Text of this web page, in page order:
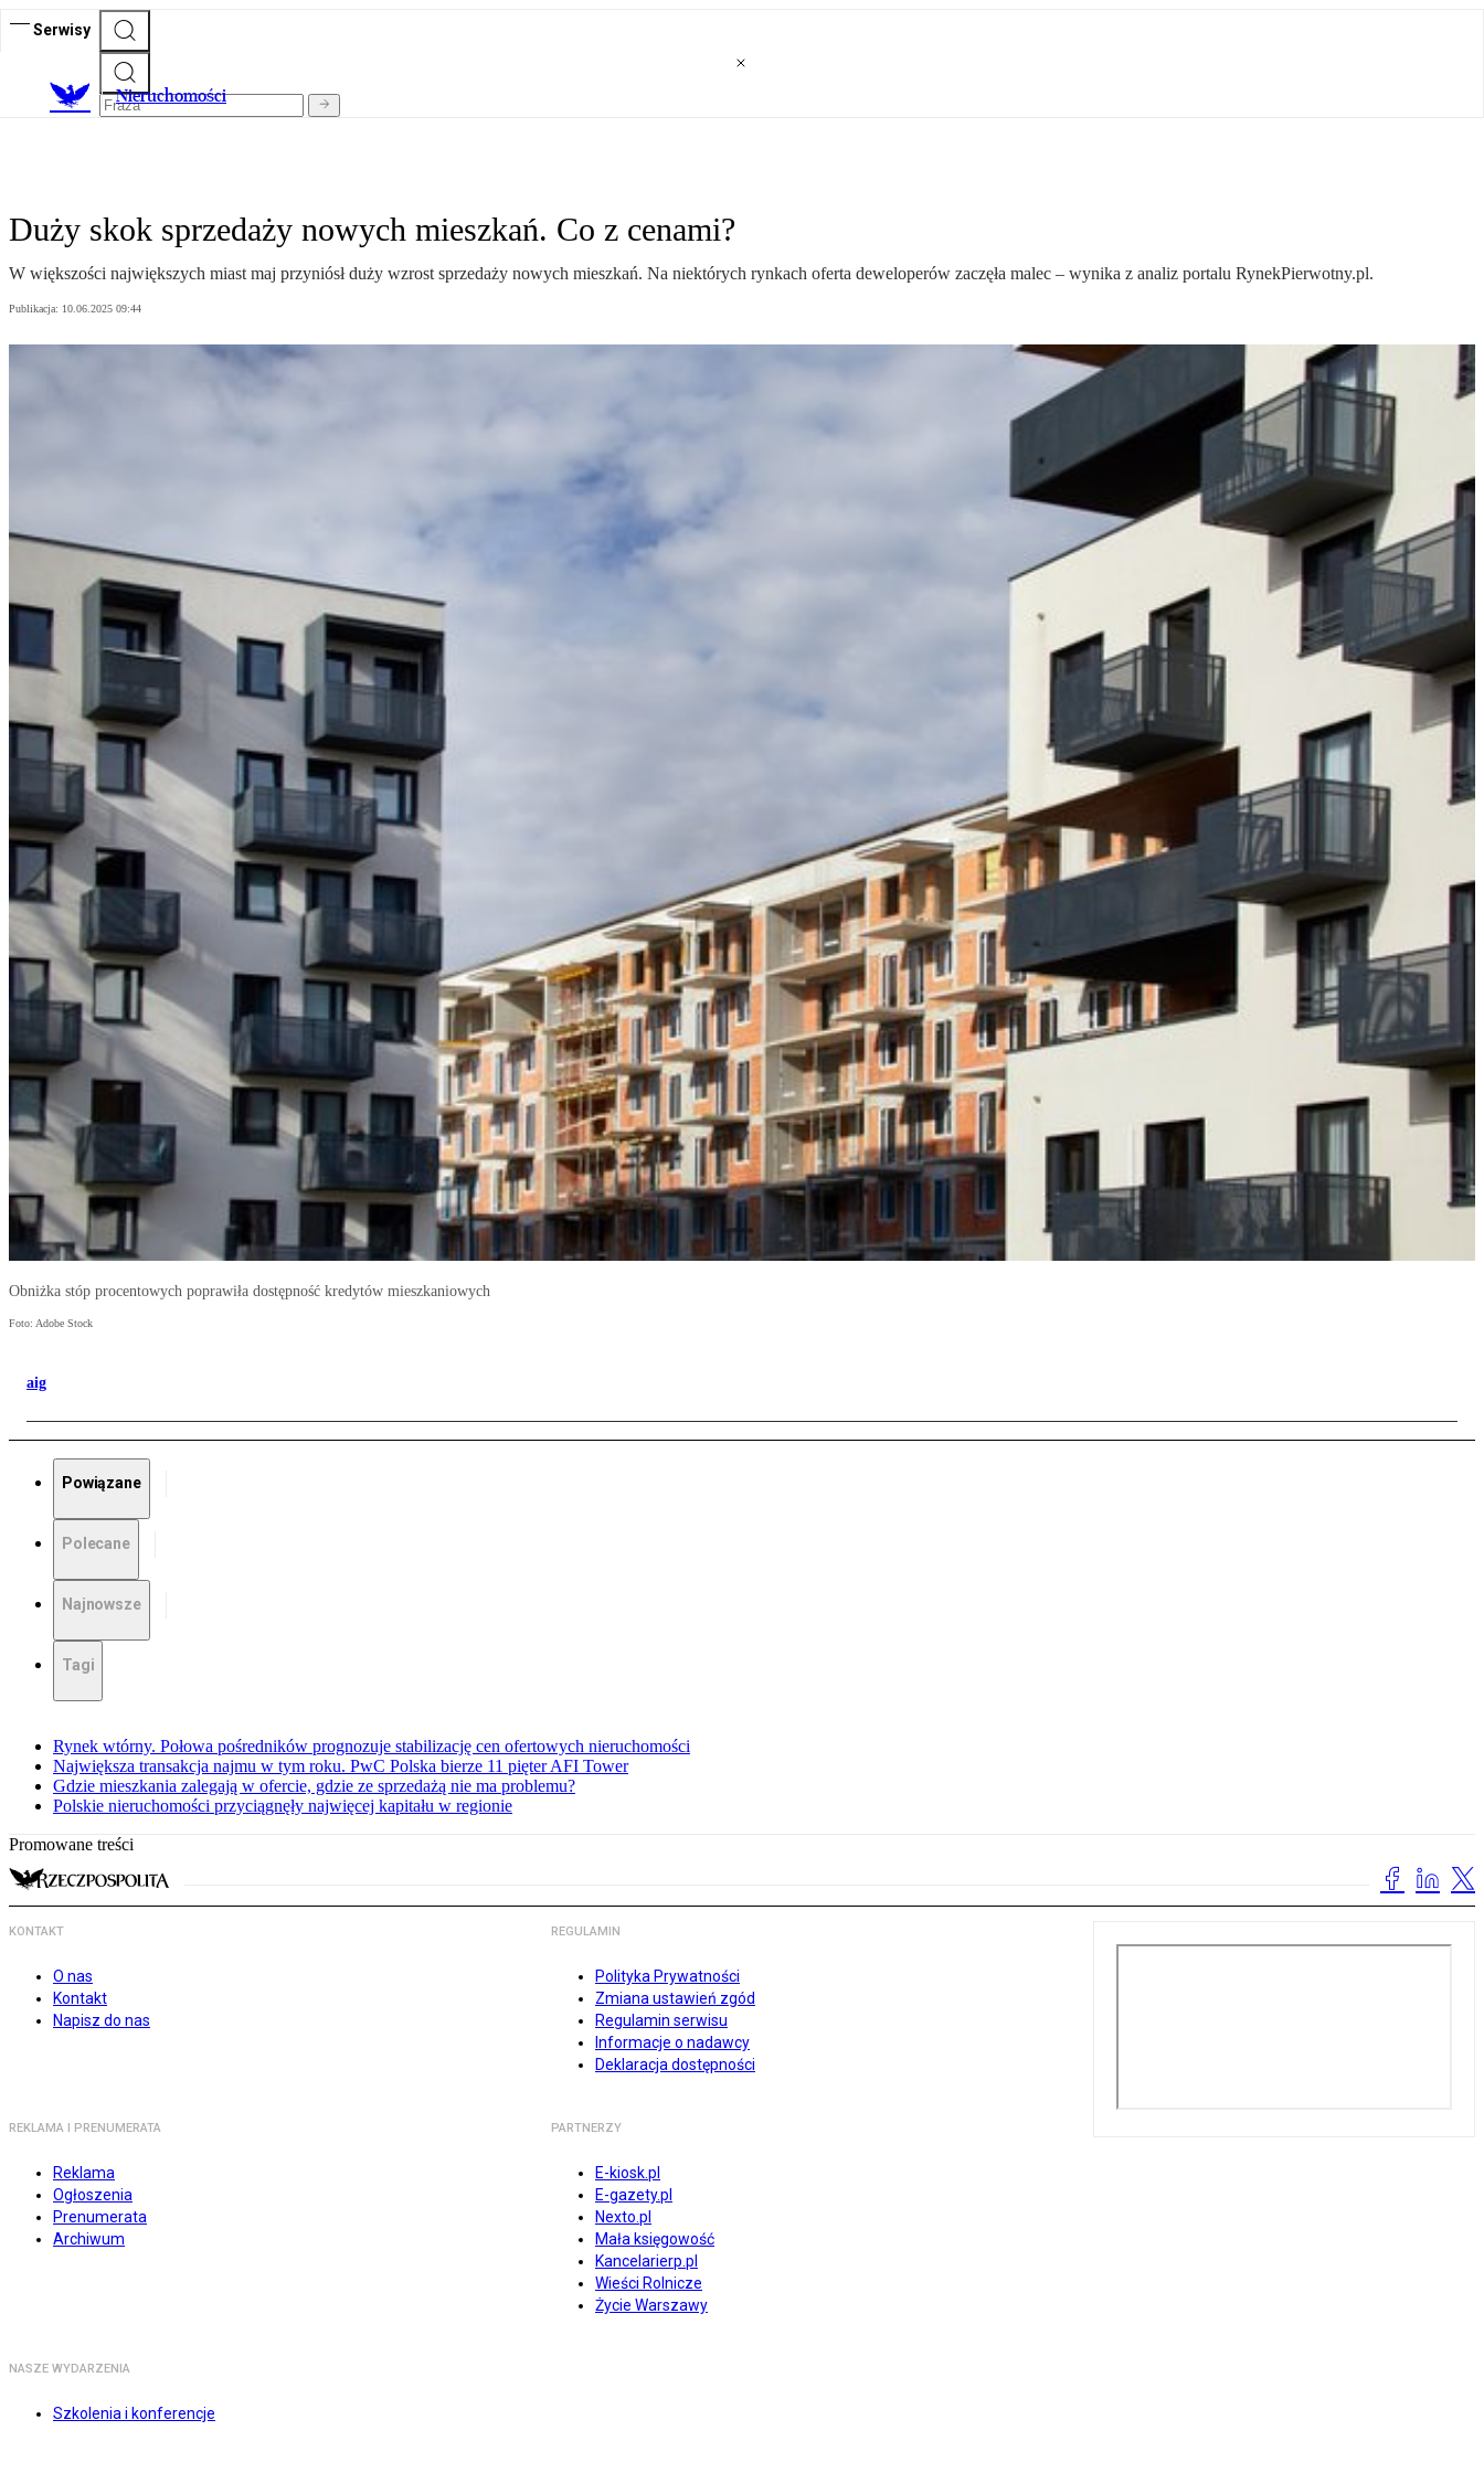
Serwisy
Nieruchomości
Duży skok sprzedaży nowych mieszkań. Co z cenami?
W większości największych miast maj przyniósł duży wzrost sprzedaży nowych mieszkań. Na niektórych rynkach oferta deweloperów zaczęła malec – wynika z analiz portalu RynekPierwotny.pl.
Publikacja: 10.06.2025 09:44
Obniżka stóp procentowych poprawiła dostępność kredytów mieszkaniowych
Foto: Adobe Stock
aig
Powiązane
Polecane
Najnowsze
Tagi
Rynek wtórny. Połowa pośredników prognozuje stabilizację cen ofertowych nieruchomości
Największa transakcja najmu w tym roku. PwC Polska bierze 11 pięter AFI Tower
Gdzie mieszkania zalegają w ofercie, gdzie ze sprzedażą nie ma problemu?
Polskie nieruchomości przyciągnęły najwięcej kapitału w regionie
Promowane treści
KONTAKT
O nas
Kontakt
Napisz do nas
REGULAMIN
Polityka Prywatności
Zmiana ustawień zgód
Regulamin serwisu
Informacje o nadawcy
Deklaracja dostępności
REKLAMA I PRENUMERATA
Reklama
Ogłoszenia
Prenumerata
Archiwum
PARTNERZY
E-kiosk.pl
E-gazety.pl
Nexto.pl
Mała księgowość
Kancelarierp.pl
Wieści Rolnicze
Życie Warszawy
NASZE WYDARZENIA
Szkolenia i konferencje